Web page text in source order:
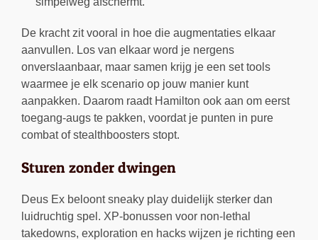
De kracht zit vooral in hoe die augmentaties elkaar
aanvullen. Los van elkaar word je nergens
onverslaanbaar, maar samen krijg je een set tools
waarmee je elk scenario op jouw manier kunt
aanpakken. Daarom raadt Hamilton ook aan om eerst
toegang-augs te pakken, voordat je punten in pure
combat of stealthboosters stopt.
Sturen zonder dwingen
Deus Ex beloont sneaky play duidelijk sterker dan
luidruchtig spel. XP-bonussen voor non-lethal
takedowns, exploration en hacks wijzen je richting een